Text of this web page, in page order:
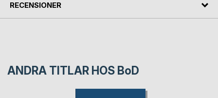
RECENSIONER
ANDRA TITLAR HOS BoD